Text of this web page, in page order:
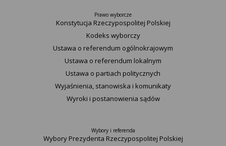
Prawo wyborcze
Konstytucja Rzeczypospolitej Polskiej​
Kodeks wyborczy
Ustawa o referendum ogólnokrajowym
Ustawa o referendum lokalnym
Ustawa o partiach politycznych
Wyjaśnienia, stanowiska i komunikaty
Wyroki i postanowienia sądów
Wybory i referenda
Wybory Prezydenta Rzeczypospolitej Polskiej